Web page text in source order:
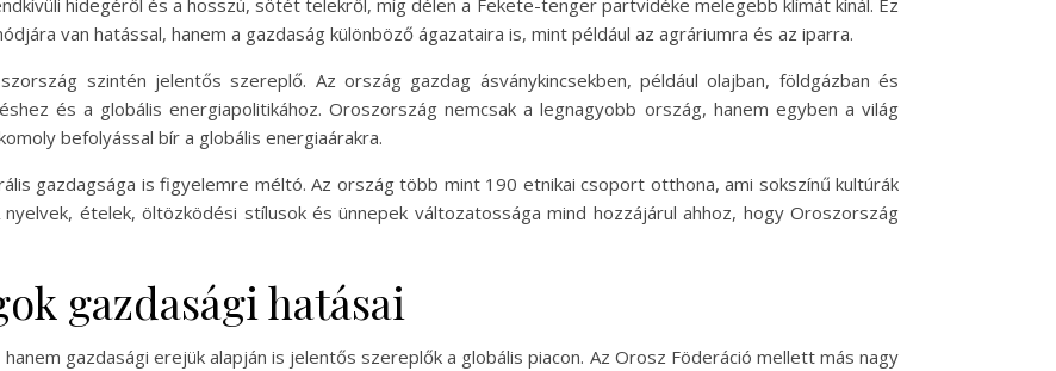
hidegéről és a hosszú, sötét telekről, míg délen a Fekete-tenger partvidéke melegebb klímát kínál. Ez
van hatással, hanem a gazdaság különböző ágazataira is, mint például az agráriumra és az iparra.
szintén jelentős szereplő. Az ország gazdag ásványkincsekben, például olajban, földgázban és
és a globális energiapolitikához. Oroszország nemcsak a legnagyobb ország, hanem egyben a világ
befolyással bír a globális energiaárakra.
gazdagsága is figyelemre méltó. Az ország több mint 190 etnikai csoport otthona, ami sokszínű kultúrák
ételek, öltözködési stílusok és ünnepek változatossága mind hozzájárul ahhoz, hogy Oroszország
gazdasági hatásai
gazdasági erejük alapján is jelentős szereplők a globális piacon. Az Orosz Föderáció mellett más nagy